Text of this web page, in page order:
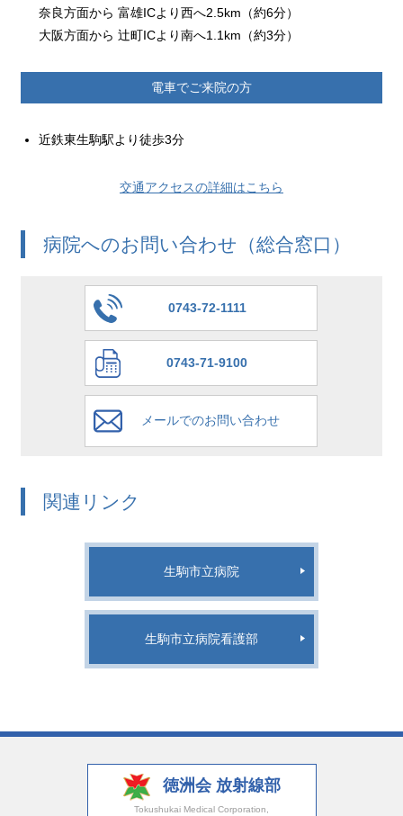
奈良方面から 富雄ICより西へ2.5km（約6分）
大阪方面から 辻町ICより南へ1.1km（約3分）
電車でご来院の方
近鉄東生駒駅より徒歩3分
交通アクセスの詳細はこちら
病院へのお問い合わせ（総合窓口）
0743-72-1111
0743-71-9100
メールでのお問い合わせ
関連リンク
生駒市立病院
生駒市立病院看護部
徳洲会 放射線部
Tokushukai Medical Corporation,